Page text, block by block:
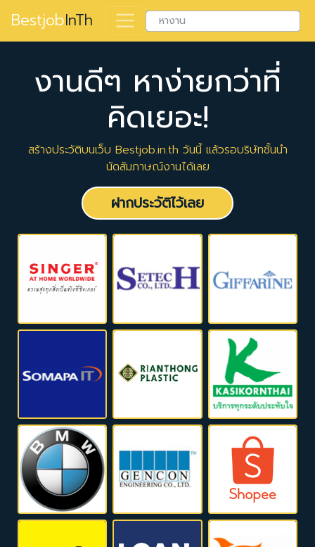
BestjobInTh
งานดีๆ หาง่ายกว่าที่
คิดเยอะ!
สร้างประวัติบนเว็บ Bestjob.in.th วันนี้ แล้วรอบริษัทชั้นนำ
นัดสัมภาษณ์งานได้เลย
ฝากประวัติไว้เลย